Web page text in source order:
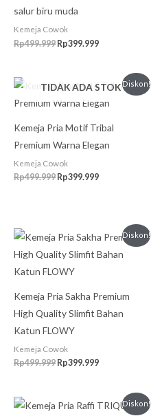
salur biru muda
Kemeja Cowok
Rp499.999 Rp399.999
Diskon!
TIDAK ADA STOK
Kemeja Pria Motif Tribal
Premium Warna Elegan
Kemeja Cowok
Rp499.999
aslinya
adalah:
Rp399.999
saat
ini
Rp399.999.
Diskon!
Kemeja Pria Sakha Premium
High Quality Slimfit Bahan
Katun FLOWY
Kemeja Cowok
Rp499.999
Harga
aslinya
adalah:
Rp399.999
Harga
saat
ini
Diskon!
Harga
aslinya
Harga
saat